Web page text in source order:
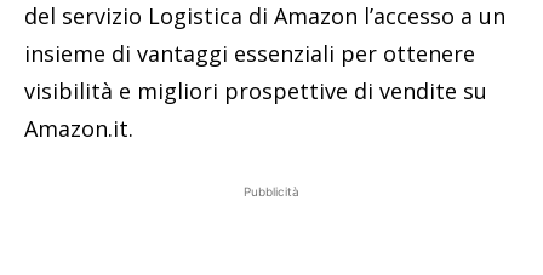
del servizio Logistica di Amazon l’accesso a un
insieme di vantaggi essenziali per ottenere
visibilità e migliori prospettive di vendite su
Amazon.it.
Pubblicità